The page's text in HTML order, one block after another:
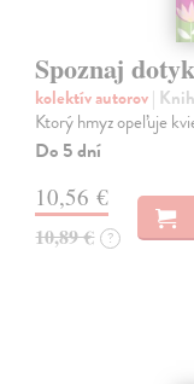
Spoznaj
kolektív autorov|
Ktorý hmyz opeľuje
Do 5 dní
10,56 €
10,89 € ?